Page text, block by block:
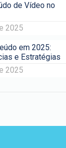
de Vídeo no
2025
em 2025:
e Estratégias
2025